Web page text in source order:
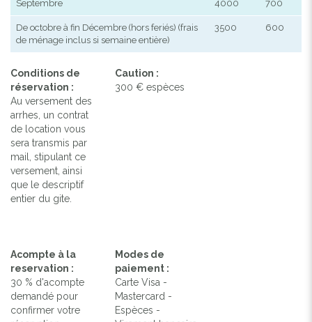
Septembre 4000 700
De octobre à fin Décembre (hors feriés) (frais
de ménage inclus si semaine entière)
3500 600
Conditions de
réservation :
Au versement des
arrhes, un contrat
de location vous
sera transmis par
mail, stipulant ce
versement, ainsi
que le descriptif
entier du gite.
Caution :
300 € espèces
Acompte à la
reservation :
30 % d'acompte
demandé pour
confirmer votre
Modes de
paiement :
Carte Visa -
Mastercard -
Espèces -